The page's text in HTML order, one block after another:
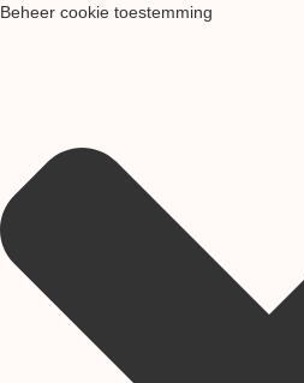
Beheer cookie toestemming